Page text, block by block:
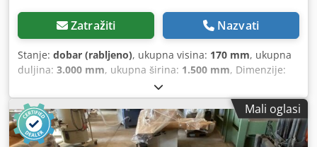
Zatražiti Nazvati
Stanje: dobar (rabljeno), ukupna visina: 170 mm, ukupna
duljina: 3.000 mm, ukupna širina: 1.500 mm, Dimenzije:
3000x1500x170mm Chodsth Smbspfx Ad Noa
Mali oglasi